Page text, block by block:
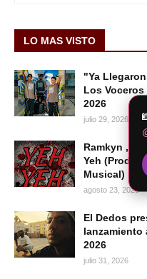
LO MAS VISTO
"Ya
Los Voceros
2026
julio 29, 2026
Ramkyn ,
Yeh (Prod.
Musical)
agosto 23, 2020
El Dedos
lanzamiento
2026
julio 31, 2026